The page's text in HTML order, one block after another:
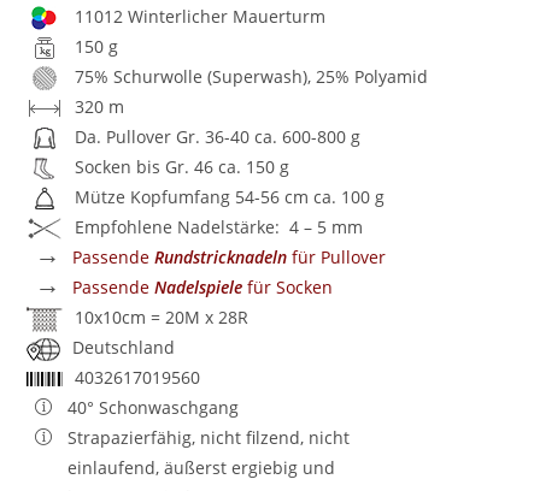
11012 Winterlicher Mauerturm
150 g
75% Schurwolle (Superwash), 25% Polyamid
320 m
Da. Pullover Gr. 36-40 ca. 600-800 g
Socken bis Gr. 46 ca. 150 g
Mütze Kopfumfang 54-56 cm ca. 100 g
Empfohlene Nadelstärke: 4 – 5 mm
→ PassendeRundstricknadeln für Pullover
→ PassendeNadelspiele für Socken
10x10cm = 20M x 28R
Deutschland
4032617019560
40° Schonwaschgang
Strapazierfähig, nicht filzend, nicht
einlaufend, äußerst ergiebig und